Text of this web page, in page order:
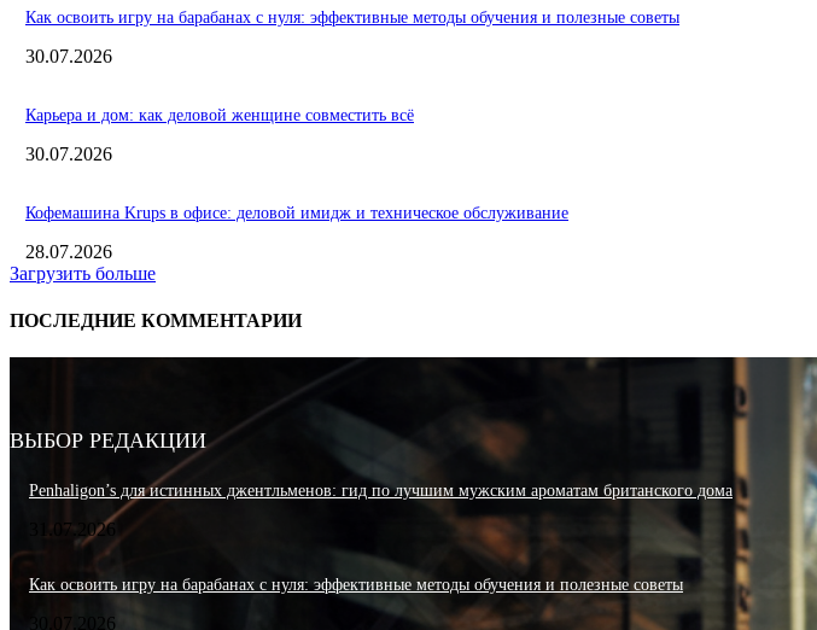
Как освоить игру на барабанах с нуля: эффективные методы обучения и полезные советы
30.07.2026
Карьера и дом: как деловой женщине совместить всё
30.07.2026
Кофемашина Krups в офисе: деловой имидж и техническое обслуживание
28.07.2026
Загрузить больше
ПОСЛЕДНИЕ КОММЕНТАРИИ
ВЫБОР РЕДАКЦИИ
Penhaligon’s для истинных джентльменов: гид по лучшим мужским ароматам британского дома
31.07.2026
Как освоить игру на барабанах с нуля: эффективные методы обучения и полезные советы
30.07.2026